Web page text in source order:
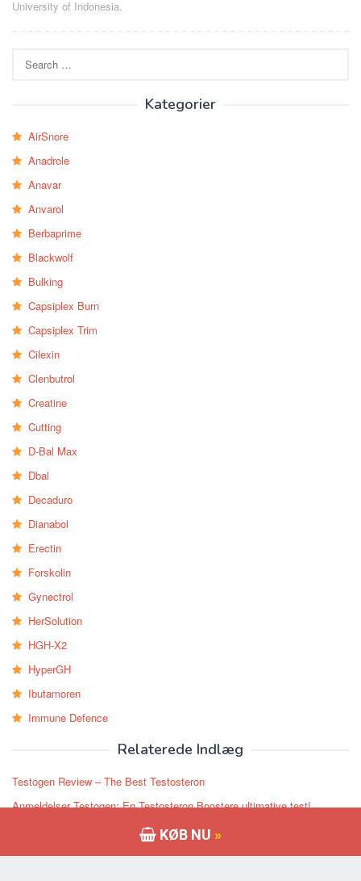
KØB NU »
University of Indonesia.
for:
Kategorier
AirSnore
Anadrole
Anavar
Anvarol
Berbaprime
Blackwolf
Bulking
Capsiplex Burn
Capsiplex Trim
Cilexin
Clenbutrol
Creatine
Cutting
D-Bal Max
Dbal
Decaduro
Dianabol
Erectin
Forskolin
Gynectrol
HerSolution
HGH-X2
HyperGH
Ibutamoren
Immune Defence
Relaterede Indlæg
Testogen Review – The Best Testosteron
Anmeldelser Testogen; En Testosteron Boostere ultimative test!
TestoGen anmeldelse og resultater: en Evidence Based anmeldelse
Testogen bedømmelser – Læs dette Detaljeret Review Før du køber